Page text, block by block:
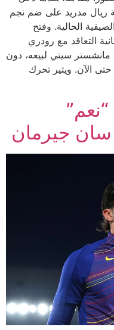
ريال مدريد على ضم نجم
الحالية. وفتح
التعاقد مع رودري
مانشستر سيتي لبيعه، دون
الآن. ويثير تحرك
سان جيرمان